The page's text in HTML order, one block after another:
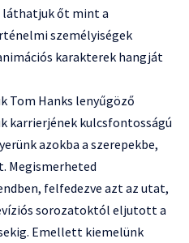
őt mint a
személyiségek
karakterek hangját
Tom Hanks lenyűgöző
karrierjének kulcsfontosságú
azokba a szerepekbe,
Megismerheted
felfedezve azt az utat,
sorozatoktól eljutott a
Emellett kiemelünk